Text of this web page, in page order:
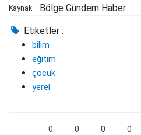
Kaynak: Bölge Gündem Haber
Etiketler :
bilim
eğitim
çocuk
yerel
0 0 0 0